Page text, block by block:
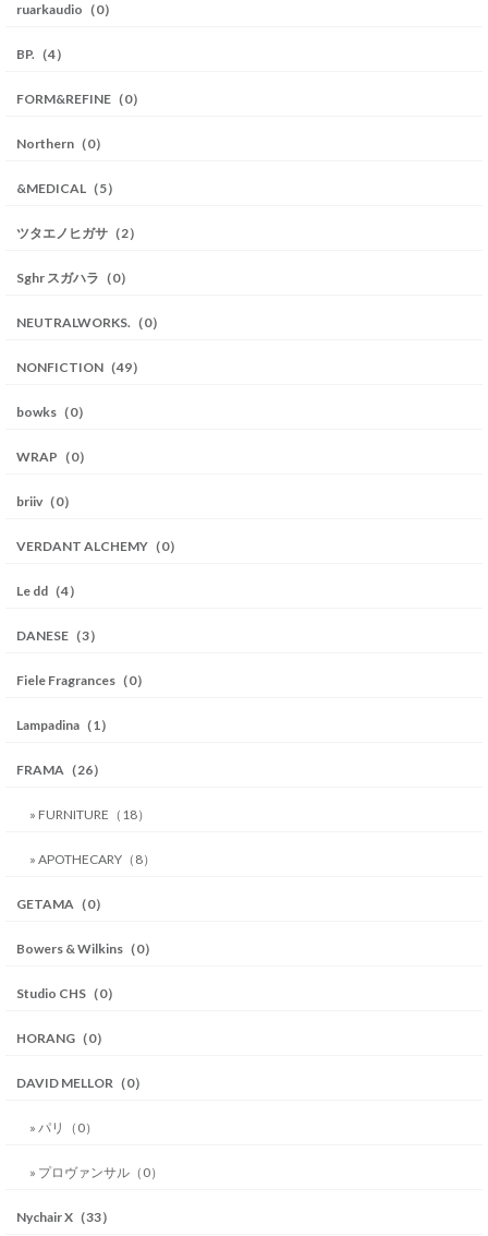
ruarkaudio（0）
BP.（4）
FORM&REFINE（0）
Northern（0）
&MEDICAL（5）
ツタエノヒガサ（2）
Sghr スガハラ（0）
NEUTRALWORKS.（0）
NONFICTION（49）
bowks（0）
WRAP（0）
briiv（0）
VERDANT ALCHEMY（0）
Le dd（4）
DANESE（3）
Fiele Fragrances（0）
Lampadina（1）
FRAMA（26）
» FURNITURE（18）
» APOTHECARY（8）
GETAMA（0）
Bowers & Wilkins（0）
Studio CHS（0）
HORANG（0）
DAVID MELLOR（0）
» パリ（0）
» プロヴァンサル（0）
Nychair X（33）